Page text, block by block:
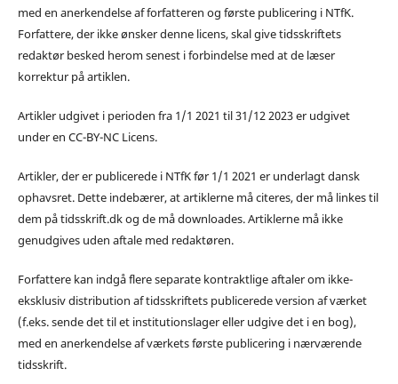
med en anerkendelse af forfatteren og første publicering i NTfK.
Forfattere, der ikke ønsker denne licens, skal give tidsskriftets
redaktør besked herom senest i forbindelse med at de læser
korrektur på artiklen.
Artikler udgivet i perioden fra 1/1 2021 til 31/12 2023 er udgivet
under en CC-BY-NC Licens.
Artikler, der er publicerede i NTfK før 1/1 2021 er underlagt dansk
ophavsret. Dette indebærer, at artiklerne må citeres, der må linkes til
dem på tidsskrift.dk og de må downloades. Artiklerne må ikke
genudgives uden aftale med redaktøren.
Forfattere kan indgå flere separate kontraktlige aftaler om ikke-
eksklusiv distribution af tidsskriftets publicerede version af værket
(f.eks. sende det til et institutionslager eller udgive det i en bog),
med en anerkendelse af værkets første publicering i nærværende
tidsskrift.